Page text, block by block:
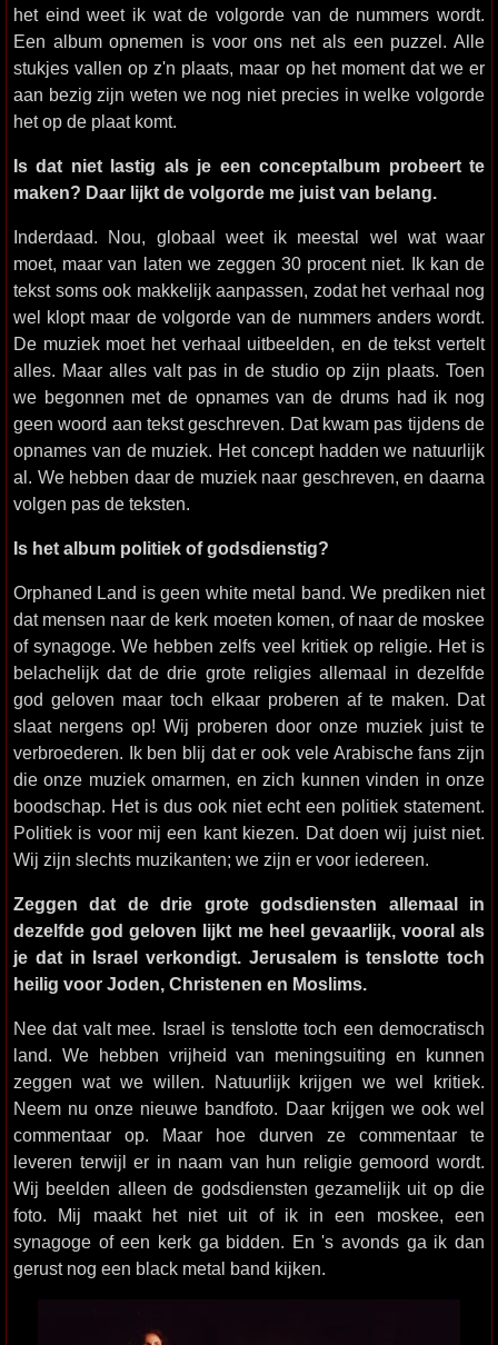
het eind weet ik wat de volgorde van de nummers wordt.
Een album opnemen is voor ons net als een puzzel. Alle
stukjes vallen op z'n plaats, maar op het moment dat we er
aan bezig zijn weten we nog niet precies in welke volgorde
het op de plaat komt.
Is dat niet lastig als je een conceptalbum probeert te
maken? Daar lijkt de volgorde me juist van belang.
Inderdaad. Nou, globaal weet ik meestal wel wat waar
moet, maar van laten we zeggen 30 procent niet. Ik kan de
tekst soms ook makkelijk aanpassen, zodat het verhaal nog
wel klopt maar de volgorde van de nummers anders wordt.
De muziek moet het verhaal uitbeelden, en de tekst vertelt
alles. Maar alles valt pas in de studio op zijn plaats. Toen
we begonnen met de opnames van de drums had ik nog
geen woord aan tekst geschreven. Dat kwam pas tijdens de
opnames van de muziek. Het concept hadden we natuurlijk
al. We hebben daar de muziek naar geschreven, en daarna
volgen pas de teksten.
Is het album politiek of godsdienstig?
Orphaned Land is geen white metal band. We prediken niet
dat mensen naar de kerk moeten komen, of naar de moskee
of synagoge. We hebben zelfs veel kritiek op religie. Het is
belachelijk dat de drie grote religies allemaal in dezelfde
god geloven maar toch elkaar proberen af te maken. Dat
slaat nergens op! Wij proberen door onze muziek juist te
verbroederen. Ik ben blij dat er ook vele Arabische fans zijn
die onze muziek omarmen, en zich kunnen vinden in onze
boodschap. Het is dus ook niet echt een politiek statement.
Politiek is voor mij een kant kiezen. Dat doen wij juist niet.
Wij zijn slechts muzikanten; we zijn er voor iedereen.
Zeggen dat de drie grote godsdiensten allemaal in
dezelfde god geloven lijkt me heel gevaarlijk, vooral als
je dat in Israel verkondigt. Jerusalem is tenslotte toch
heilig voor Joden, Christenen en Moslims.
Nee dat valt mee. Israel is tenslotte toch een democratisch
land. We hebben vrijheid van meningsuiting en kunnen
zeggen wat we willen. Natuurlijk krijgen we wel kritiek.
Neem nu onze nieuwe bandfoto. Daar krijgen we ook wel
commentaar op. Maar hoe durven ze commentaar te
leveren terwijl er in naam van hun religie gemoord wordt.
Wij beelden alleen de godsdiensten gezamelijk uit op die
foto. Mij maakt het niet uit of ik in een moskee, een
synagoge of een kerk ga bidden. En 's avonds ga ik dan
gerust nog een black metal band kijken.